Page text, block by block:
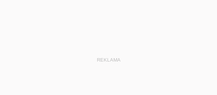
REKLAMA